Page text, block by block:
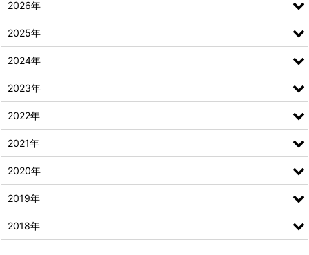
2026年
2025年
2024年
2023年
2022年
2021年
2020年
2019年
2018年